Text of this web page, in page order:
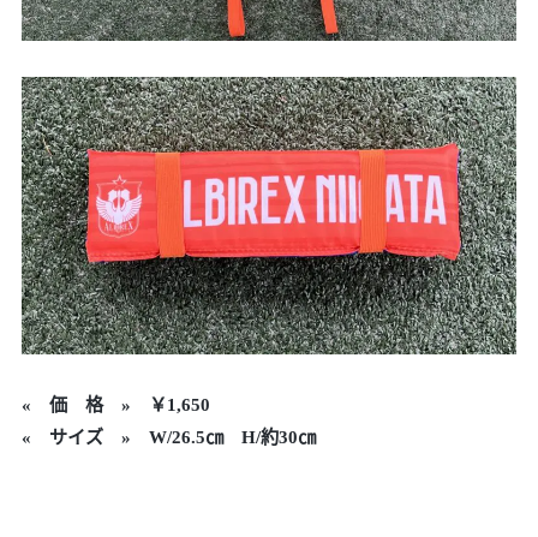
« 価 格 »
￥1,650
« サイズ » W/26.5㎝ H/約30㎝